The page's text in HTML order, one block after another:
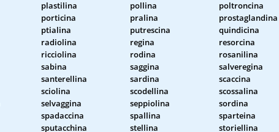
plastilina pollina
poltroncina
porticina pralina
prostaglandina
ptialina putrescina
quindicina
radiolina regina
resorcina
ricciolina rodina
rosanilina
sabina saggina
salveregina
santerellina sardina
scaccina
sciolina scodellina
scossalina
selvaggina seppiolina
sordina
spadaccina spallina
sparteina
sputacchina stellina
storiellina